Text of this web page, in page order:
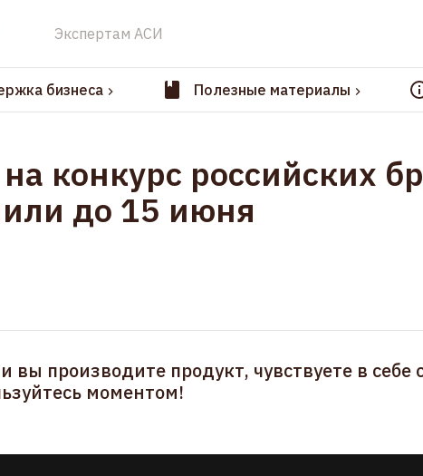
Экспертам АСИ
бизнеса Полезные материалы
конкурс российских
до 15 июня
вы производите продукт, чувствуете в
моментом!